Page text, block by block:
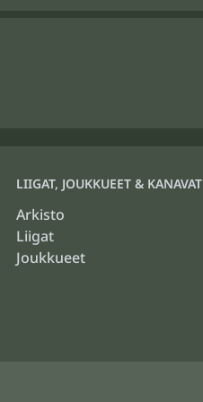
LIIGAT, JOUKKUEET & KANAVAT
Arkisto
Liigat
Joukkueet